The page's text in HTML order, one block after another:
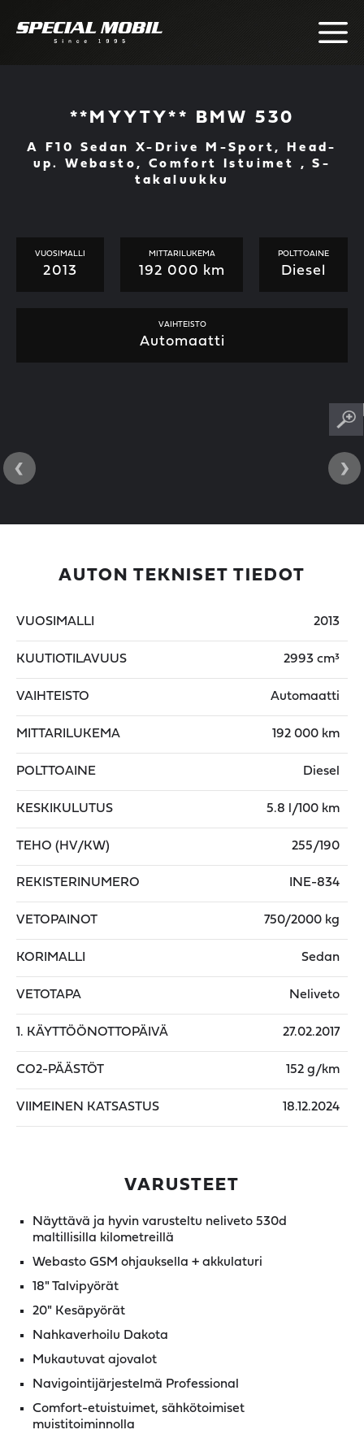
**MYYTY** BMW 530
A F10 Sedan X-Drive M-Sport, Head-
up. Webasto, Comfort Istuimet , S-
takaluukku
VUOSIMALLI
2013
MITTARILUKEMA
192 000 km
POLTTOAINE
Diesel
VAIHTEISTO
Automaatti
‹ ›
AUTON TEKNISET TIEDOT
VUOSIMALLI 2013
KUUTIOTILAVUUS 2993 cm³
VAIHTEISTO Automaatti
MITTARILUKEMA 192 000 km
POLTTOAINE Diesel
KESKIKULUTUS 5.8 l/100 km
TEHO (HV/KW) 255/190
REKISTERINUMERO INE-834
VETOPAINOT 750/2000 kg
KORIMALLI Sedan
VETOTAPA Neliveto
1. KÄYTTÖÖNOTTOPÄIVÄ 27.02.2017
CO2-PÄÄSTÖT 152 g/km
VIIMEINEN KATSASTUS 18.12.2024
VARUSTEET
Näyttävä ja hyvin varusteltu neliveto 530d
maltillisilla kilometreillä
Webasto GSM ohjauksella + akkulaturi
18" Talvipyörät
20" Kesäpyörät
Nahkaverhoilu Dakota
Mukautuvat ajovalot
Navigointijärjestelmä Professional
Comfort-etuistuimet, sähkötoimiset
muistitoiminnolla